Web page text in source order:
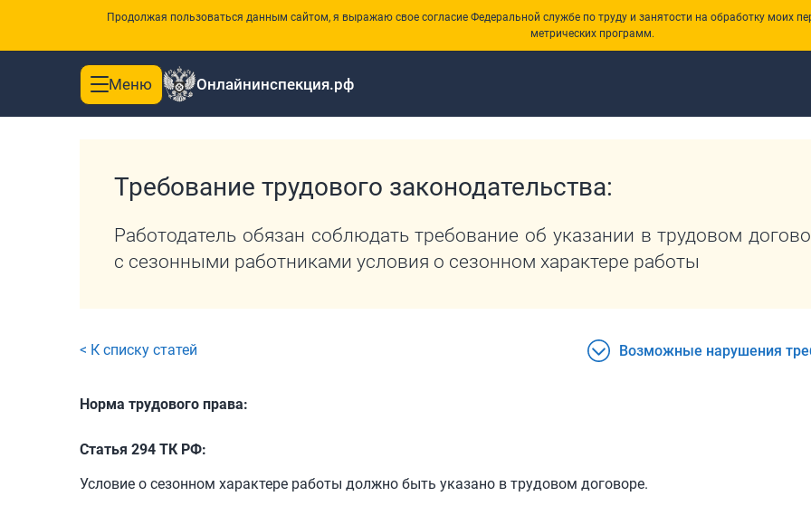
Продолжая пользоваться данным сайтом, я выражаю свое согласие Федеральной службе по труду и занятости на обработку моих
метрических программ.
Toggle
navigation
Меню Онлайнинспекция.рф
Главная |Перечень требований трудового законодательства
Требование трудового законодательства:
Работодатель обязан соблюдать требование об указании в трудовом
с сезонными работниками условия о сезонном характере работы
< К списку статей Возможные нарушения
Норма трудового права:
Статья 294 ТК РФ:
Условие о сезонном характере работы должно быть указано в трудовом договоре.